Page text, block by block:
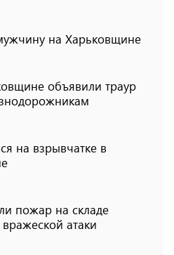
на Харьковщине
объявили траур
на взрывчатке в
пожар на складе
вражеской атаки